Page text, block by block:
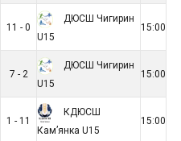
11 - 0
ДЮСШ Чигирин
U15
15:00
7 - 2
ДЮСШ Чигирин
U15
15:00
1 - 11
КДЮСШ
Кам’янка U15
15:00